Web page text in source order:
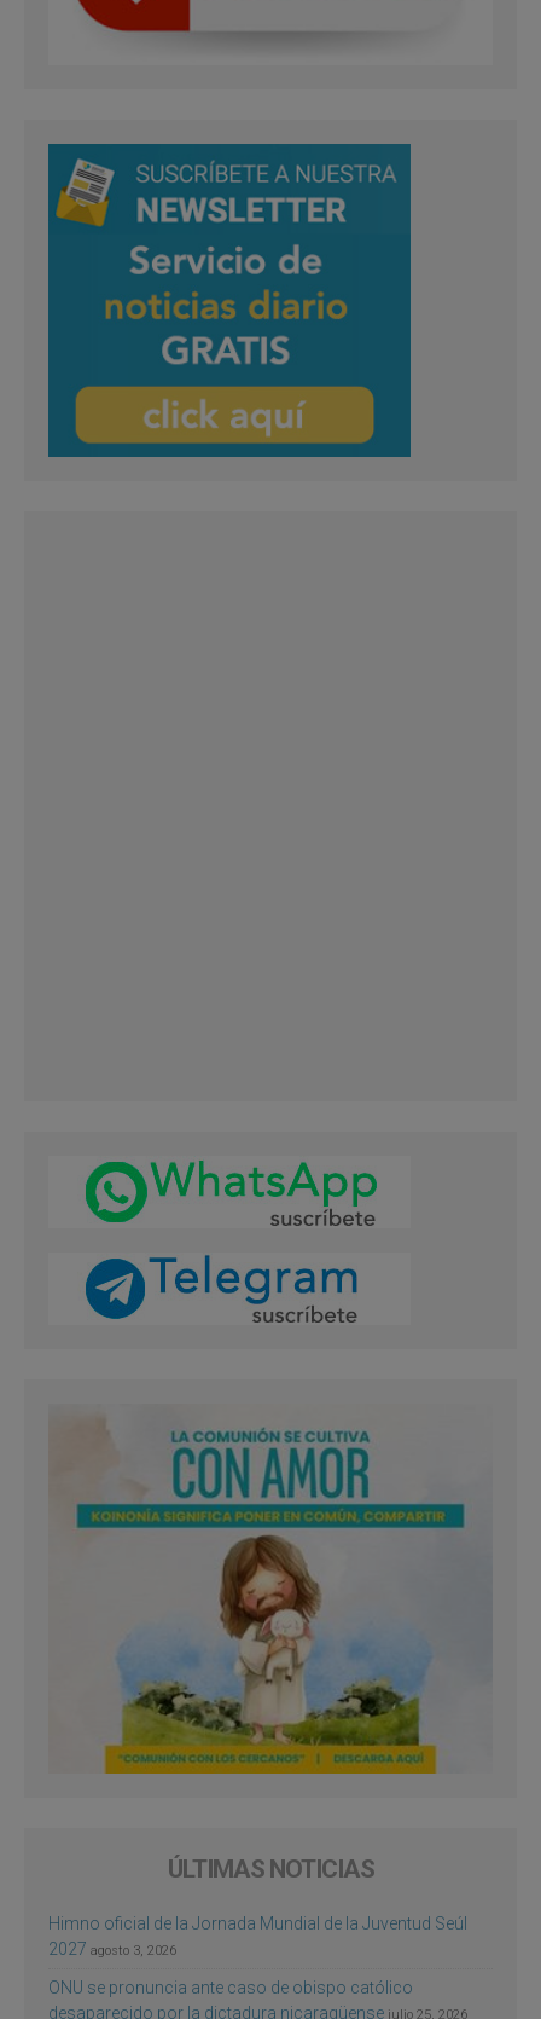
ÚLTIMAS NOTICIAS
Himno oficial de la Jornada Mundial de la Juventud Seúl
2027 agosto 3, 2026
ONU se pronuncia ante caso de obispo católico
desaparecido por la dictadura nicaragüense julio 25, 2026